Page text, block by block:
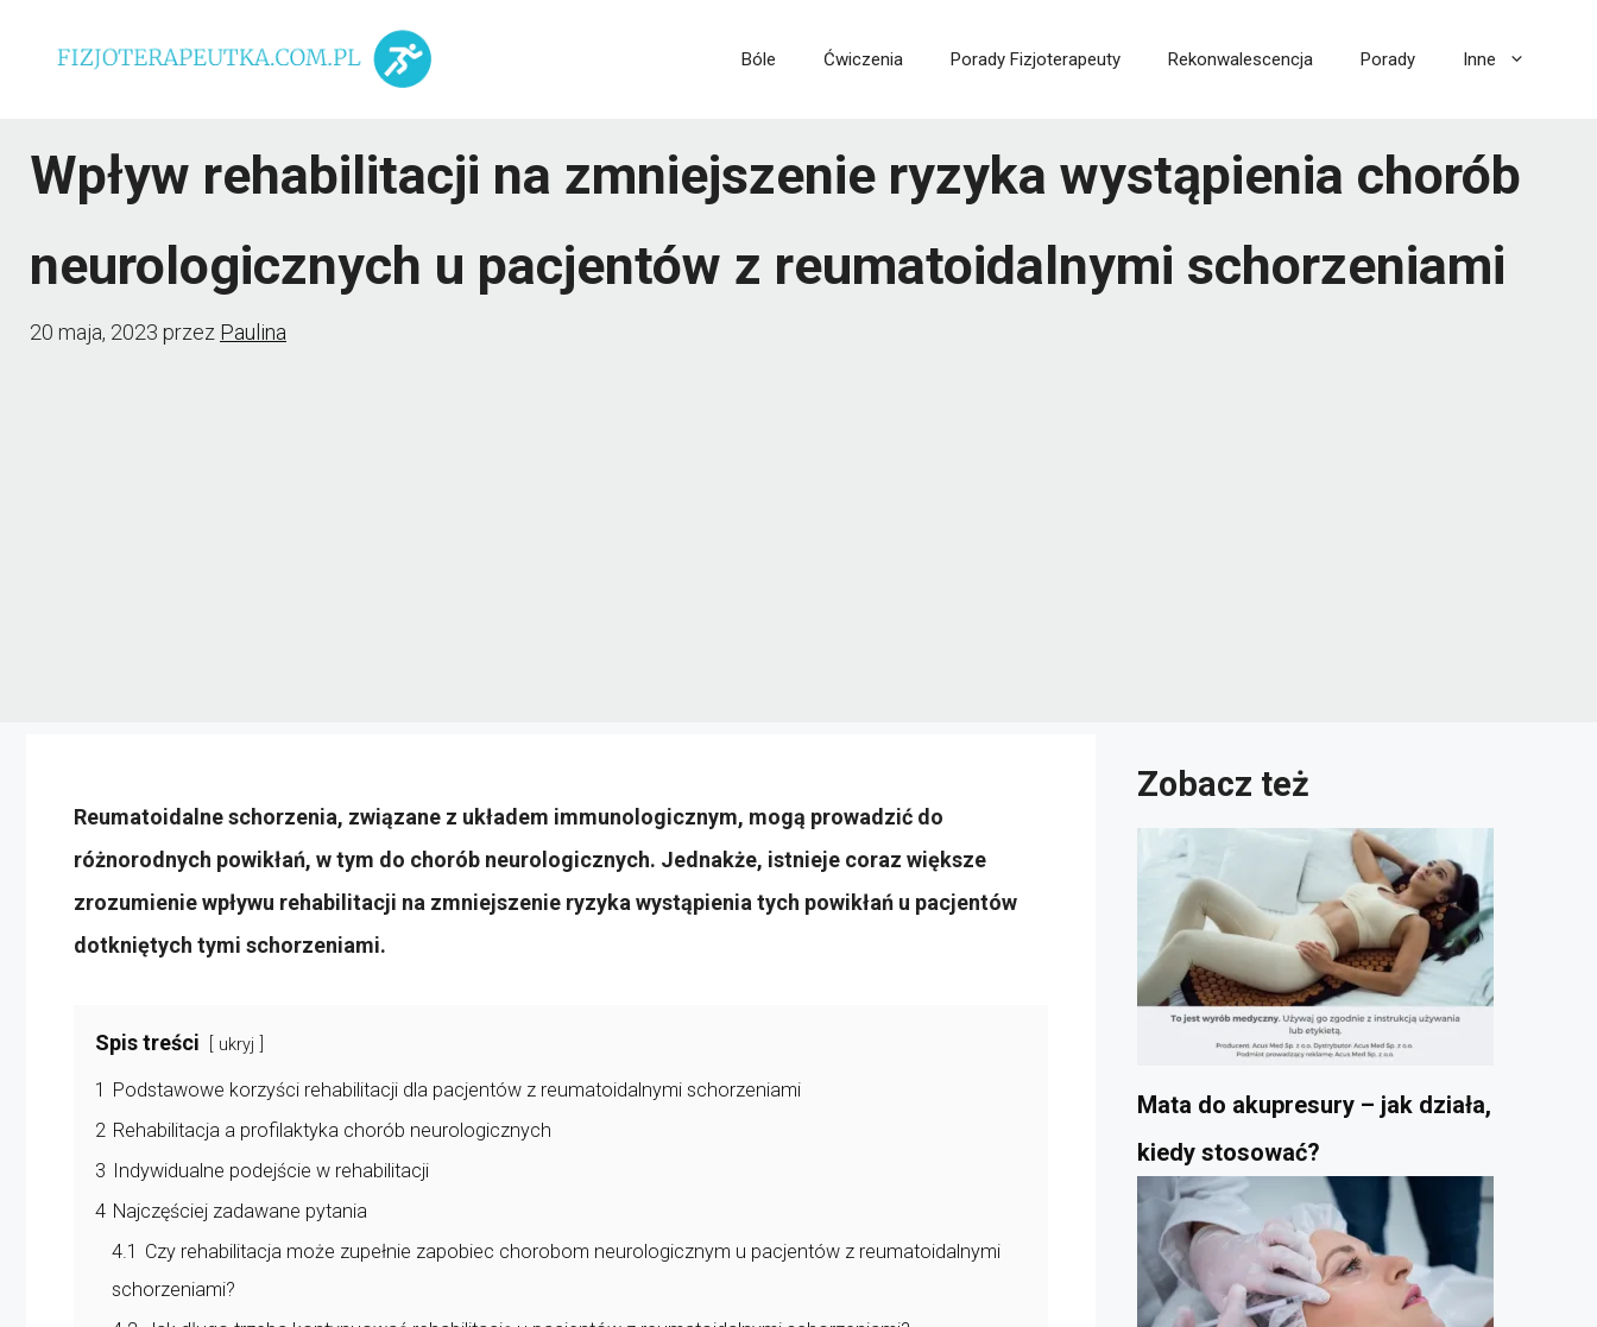
Bóle Ćwiczenia Porady Fizjoterapeuty Rekonwalescencja Porady Inne
Wpływ rehabilitacji na zmniejszenie ryzyka wystąpienia chorób
neurologicznych u pacjentów z reumatoidalnymi schorzeniami
20 maja, 2023 przez Paulina
Reumatoidalne schorzenia, związane z układem immunologicznym, mogą prowadzić do
różnorodnych powikłań, w tym do chorób neurologicznych. Jednakże, istnieje coraz większe
zrozumienie wpływu rehabilitacji na zmniejszenie ryzyka wystąpienia tych powikłań u pacjentów
dotkniętych tymi schorzeniami.
Spis treści ukryj
1 Podstawowe korzyści rehabilitacji dla pacjentów z reumatoidalnymi schorzeniami
2 Rehabilitacja a profilaktyka chorób neurologicznych
3 Indywidualne podejście w rehabilitacji
4 Najczęściej zadawane pytania
4.1 Czy rehabilitacja może zupełnie zapobiec chorobom neurologicznym u pacjentów z reumatoidalnymi
schorzeniami?
Zobacz też
Mata do akupresury – jak działa,
kiedy stosować?